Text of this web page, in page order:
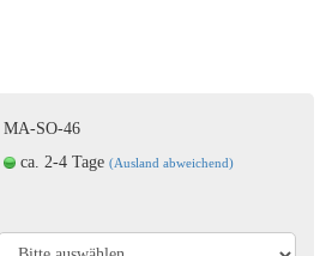
MA-SO-46
ca. 2-4 Tage(Ausland abweichend)